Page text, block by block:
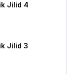
Jilid 4
Jilid 3